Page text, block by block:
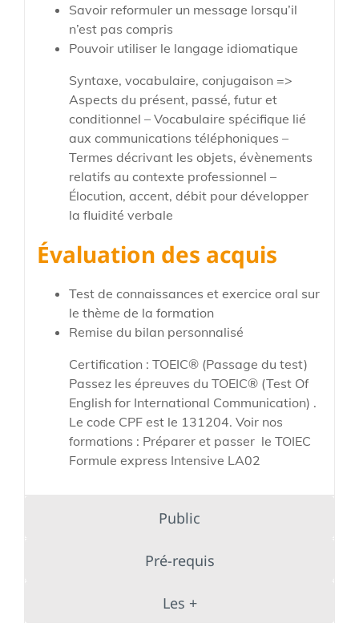
Savoir reformuler un message lorsqu’il
n’est pas compris
Pouvoir utiliser le langage idiomatique
Syntaxe, vocabulaire, conjugaison =>
Aspects du présent, passé, futur et
conditionnel – Vocabulaire spécifique lié
aux communications téléphoniques –
Termes décrivant les objets, évènements
relatifs au contexte professionnel –
Élocution, accent, débit pour développer
la fluidité verbale
Évaluation des acquis
Test de connaissances et exercice oral sur
le thème de la formation
Remise du bilan personnalisé
Certification : TOEIC® (Passage du test)
Passez les épreuves du TOEIC® (Test Of
English for International Communication) .
Le code CPF est le 131204. Voir nos
formations : Préparer et passer le TOIEC
Formule express Intensive LA02
Public
Pré-requis
Les +